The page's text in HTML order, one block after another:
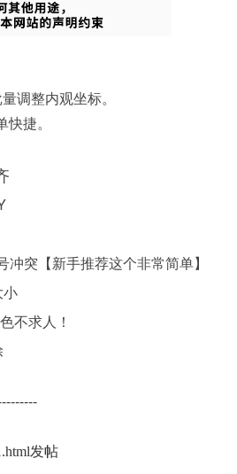
调整内观坐标。
捷。
冲突【新手推荐这个非常简单】
小
不求人！
发帖